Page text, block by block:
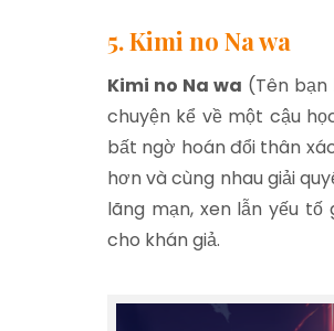
5. Kimi no Na wa
Kimi no Na wa (Tên
chuyện kể về một cậu
bất ngờ hoán đổi thân
hơn và cùng nhau giải
lãng mạn, xen lẫn yếu
cho khán giả.